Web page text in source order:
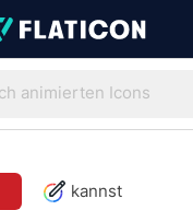
kannst